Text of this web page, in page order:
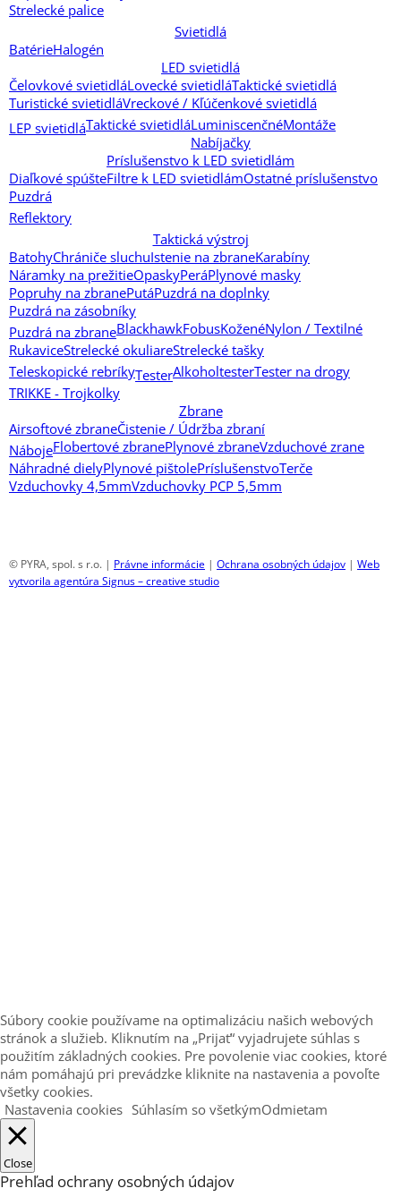
Strelecké palice
Svietidlá
BatérieHalogén
LED svietidlá
Čelovkové svietidláLovecké svietidláTaktické svietidlá
Turistické svietidláVreckové / Kľúčenkové svietidlá
LEP svietidláTaktické svietidláLuminiscenčnéMontáže
Nabíjačky
Príslušenstvo k LED svietidlám
Diaľkové spúšteFiltre k LED svietidlámOstatné príslušenstvo
Puzdrá
Reflektory
Taktická výstroj
BatohyChrániče sluchuIstenie na zbraneKarabíny
Náramky na prežitieOpaskyPeráPlynové masky
Popruhy na zbranePutáPuzdrá na doplnky
Puzdrá na zásobníky
Puzdrá na zbraneBlackhawkFobusKoženéNylon / Textilné
RukaviceStrelecké okuliareStrelecké tašky
Teleskopické rebríkyTesterAlkoholtesterTester na drogy
TRIKKE - Trojkolky
Zbrane
Airsoftové zbraneČistenie / Údržba zbraní
NábojeFlobertové zbranePlynové zbraneVzduchové zrane
Náhradné dielyPlynové pištolePríslušenstvoTerče
Vzduchovky 4,5mmVzduchovky PCP 5,5mm
© PYRA, spol. s r.o. | Právne informácie | Ochrana osobných údajov | Web
vytvorila agentúra Signus – creative studio
Súbory cookie používame na optimalizáciu našich webových
stránok a služieb. Kliknutím na „Prijať“ vyjadrujete súhlas s
použitím základných cookies. Pre povolenie viac cookies, ktoré
nám pomáhajú pri prevádzke kliknite na nastavenia a povoľte
všetky cookies.
Nastavenia cookies Súhlasím so všetkýmOdmietam
Close
Prehľad ochrany osobných údajov